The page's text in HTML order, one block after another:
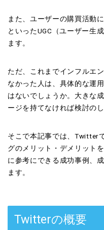
また、ユーザーの購買活動
といったUGC（ユーザー生
ます。
ただ、これまでインフルエ
なかった人は、具体的な運
はないでしょうか。大きな
ージを持てなければ検討の
そこで本記事では、Twitter
グのメリット・デメリット
に参考にできる成功事例、
ます。
Twitterの概要